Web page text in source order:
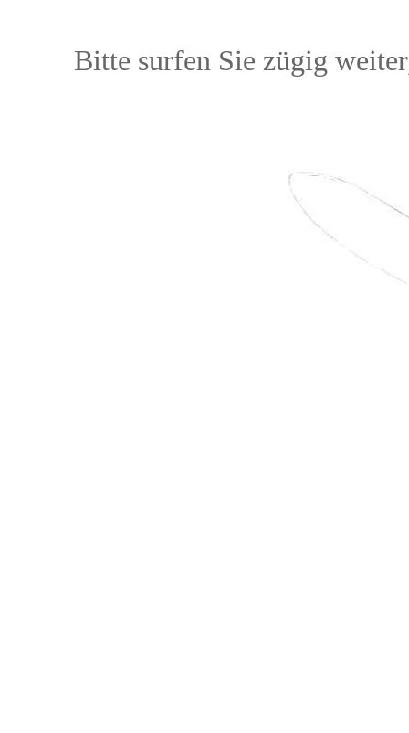
Bitte surfen Sie zügig